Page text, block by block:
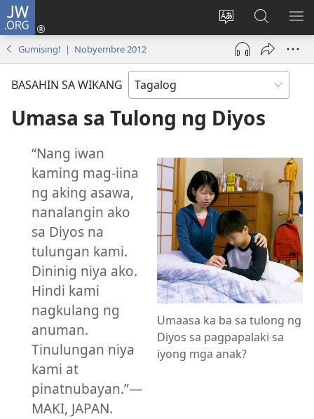
JW.ORG
Baguhin
ang
wika
ng
Mag-
log
bubukas
bagong
window)
sa
JW.ORG
Gumising! | Nobyembre 2012
BASAHIN SA WIKANG
Umasa sa Tulong ng Diyos
Umaasa ka ba sa tulong ng
Diyos sa pagpapalaki sa
iyong mga anak?
“Nang iwan
kaming mag-iina
ng aking asawa,
nanalangin ako
sa Diyos na
tulungan kami.
Dininig niya ako.
Hindi kami
nagkulang ng
anuman.
Tinulungan niya
kami at
pinatnubayan.”—
MAKI, JAPAN.